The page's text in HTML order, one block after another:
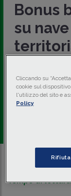
Bonus
su
investimenti in
beni installati su
principalmente
sia localizzata in
Tempo di
Cliccando su
cookie sul
l'utilizzo del sito e
Policy